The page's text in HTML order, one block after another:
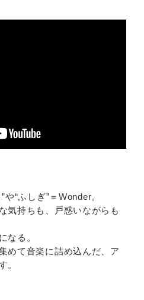
“ふしぎ”＝Wonder。
気持ちも、戸惑いながらも
なる。
めて音楽に詰め込んだ、ア
。